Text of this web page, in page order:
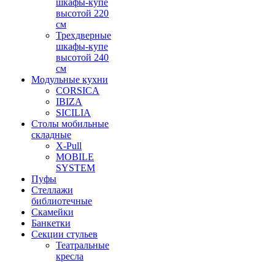
шкафы-купе
высотой 220
см
Трехдверные
шкафы-купе
высотой 240
см
Модульные кухни
CORSICA
IBIZA
SICILIA
Столы мобильные
складные
X-Pull
MOBILE
SYSTEM
Пуфы
Стеллажи
библиотечные
Скамейки
Банкетки
Секции стульев
Театральные
кресла